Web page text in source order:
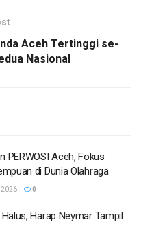
Aceh Tertinggi se-
Nasional
PERWOSI Aceh, Fokus
di Dunia Olahraga
2026 0
Harap Neymar Tampil